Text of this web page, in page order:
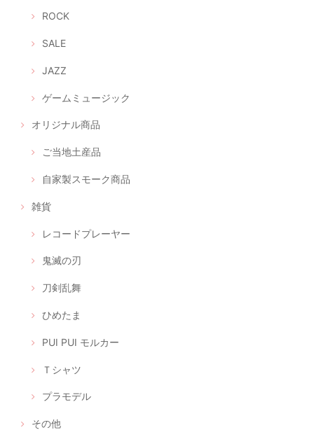
ROCK
SALE
JAZZ
ゲームミュージック
オリジナル商品
ご当地土産品
自家製スモーク商品
雑貨
レコードプレーヤー
鬼滅の刃
刀剣乱舞
ひめたま
PUI PUI モルカー
Ｔシャツ
プラモデル
その他